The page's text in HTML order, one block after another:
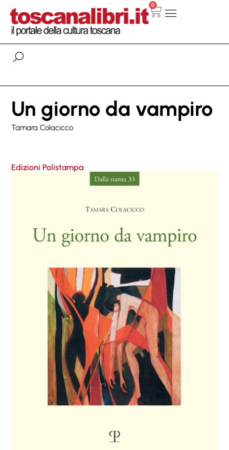
0
Un giorno da vampiro
Tamara Colacicco
Edizioni Polistampa